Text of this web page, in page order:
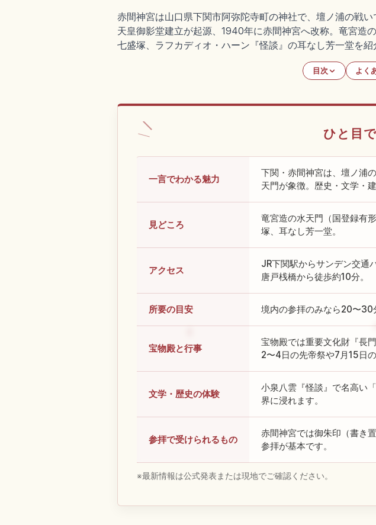
赤間神宮は山口県下関市阿弥陀寺町の神社で、壇ノ浦の戦
天皇御影堂建立が起源、1940年に赤間神宮へ改称。竜宮造
七盛塚、ラフカディオ・ハーン『怪談』の耳なし芳一堂を紹
目次 よく
ひと目
一言でわかる魅力
下関・赤間神宮は、壇ノ浦
天門が象徴。歴史・文学・
見どころ
竜宮造の水天門（国登録有
塚、耳なし芳一堂。
アクセス
JR下関駅からサンデン交通
唐戸桟橋から徒歩約10分。
所要の目安 境内の参拝のみなら20〜30
宝物殿と行事
宝物殿では重要文化財『長
2〜4日の先帝祭や7月15日
文学・歴史の体験
小泉八雲『怪談』で名高い
界に浸れます。
参拝で受けられるもの
赤間神宮では御朱印（書き
参拝が基本です。
※最新情報は公式発表または現地でご確認ください。